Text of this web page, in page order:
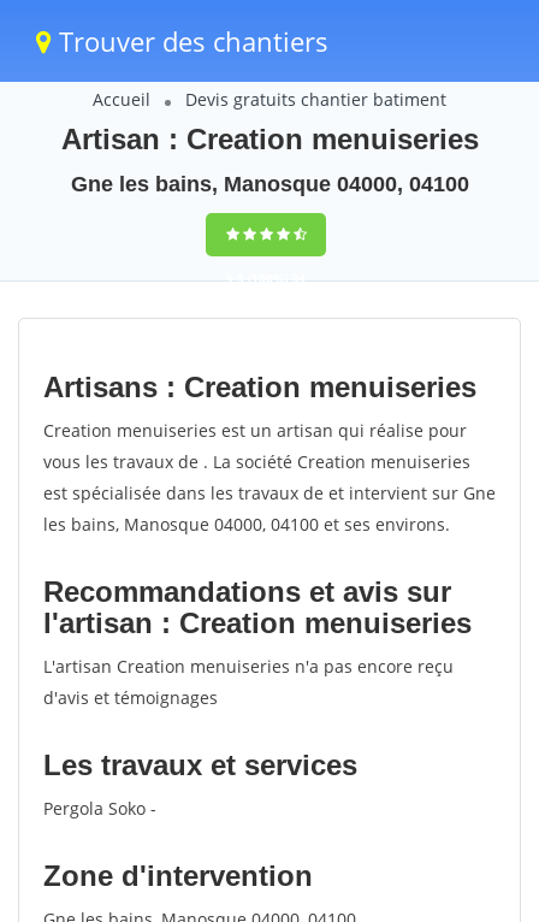
Trouver des chantiers
Accueil Devis gratuits chantier batiment
Artisan : Creation menuiseries
Gne les bains, Manosque 04000, 04100
9,5(100%)34
votes
Artisans : Creation menuiseries
Creation menuiseries est un artisan qui réalise pour
vous les travaux de . La société Creation menuiseries
est spécialisée dans les travaux de et intervient sur Gne
les bains, Manosque 04000, 04100 et ses environs.
Recommandations et avis sur
l'artisan : Creation menuiseries
L'artisan Creation menuiseries n'a pas encore reçu
d'avis et témoignages
Les travaux et services
Pergola Soko -
Zone d'intervention